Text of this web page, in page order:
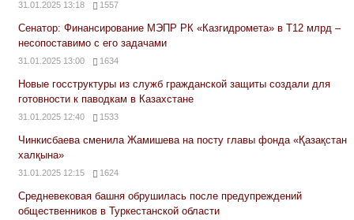
31.01.2025 13:18 1557
Сенатор: Финансирование МЭПР РК «Казгидромета» в Т12 млрд –
несопоставимо с его задачами
31.01.2025 13:00 1634
Новые госструктуры из служб гражданской защиты создали для
готовности к паводкам в Казахстане
31.01.2025 12:40 1533
Чинкисбаева сменила Жамишева на посту главы фонда «Қазақстан
халқына»
31.01.2025 12:15 1624
Средневековая башня обрушилась после предупреждений
общественников в Туркестанской области